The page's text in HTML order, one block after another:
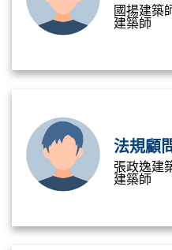
國揚建築
建築師
法規顧
張政逸建
建築師